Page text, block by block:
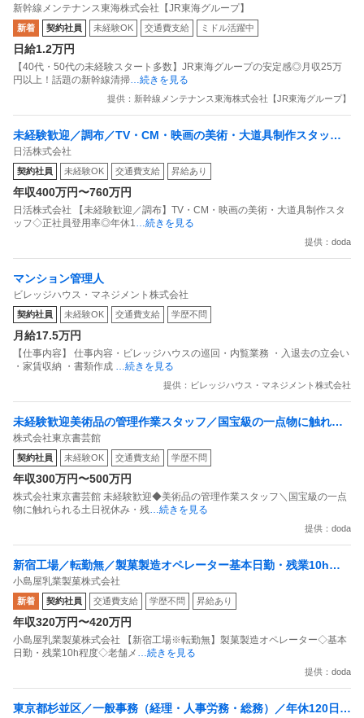
新幹線メンテナンス東海株式会社【JR東海グループ】
新着 契約社員 未経験OK 交通費支給 ミドル活躍中
日給1.2万円
【40代・50代の未経験スタート多数】JR東海グループの安定感◎月収25万
円以上！話題の新幹線清掃…続きを見る
提供：新幹線メンテナンス東海株式会社【JR東海グループ】
未経験歓迎／調布／TV・CM・映画の美術・大道具制作スタッフ
正社員登用率年休125・フレックス
日活株式会社
契約社員 未経験OK 交通費支給 昇給あり
年収400万円〜760万円
日活株式会社 【未経験歓迎／調布】TV・CM・映画の美術・大道具制作スタ
ッフ◇正社員登用率◎年休1…続きを見る
提供：doda
マンション管理人
ビレッジハウス・マネジメント株式会社
契約社員 未経験OK 交通費支給 学歴不問
月給17.5万円
【仕事内容】 仕事内容・ビレッジハウスの巡回・内覧業務 ・入退去の立会い
・家賃収納 ・書類作成 …続きを見る
提供：ビレッジハウス・マネジメント株式会社
未経験歓迎美術品の管理作業スタッフ／国宝級の一点物に触れら
れる／土日祝休み・残業15h以内
株式会社東京書芸館
契約社員 未経験OK 交通費支給 学歴不問
年収300万円〜500万円
株式会社東京書芸館 未経験歓迎◆美術品の管理作業スタッフ＼国宝級の一点
物に触れられる土日祝休み・残…続きを見る
提供：doda
新宿工場／転勤無／製菓製造オペレーター基本日勤・残業10h程
度老舗メーカー
小島屋乳業製菓株式会社
新着 契約社員 交通費支給 学歴不問 昇給あり
年収320万円〜420万円
小島屋乳業製菓株式会社 【新宿工場※転勤無】製菓製造オペレーター◇基本
日勤・残業10h程度◇老舗メ …続きを見る
提供：doda
東京都杉並区／一般事務（経理・人事労務・総務）／年休120日／